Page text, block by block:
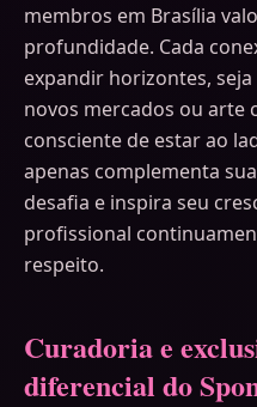
membros em Brasília
profundidade. Cada
expandir horizontes,
novos mercados ou arte
consciente de estar ao
apenas complementa
desafia e inspira seu
profissional
respeito.
Curadoria e
diferencial do